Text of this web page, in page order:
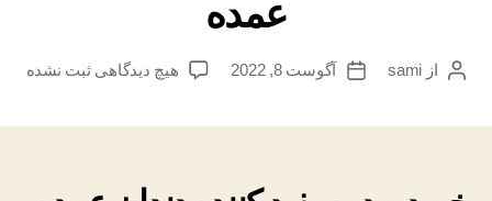
عمده
نویسندهٔ
از sami
تاریخآگوست 8, 2022 هیچ دیدگاهیبرای
ثبت نشده